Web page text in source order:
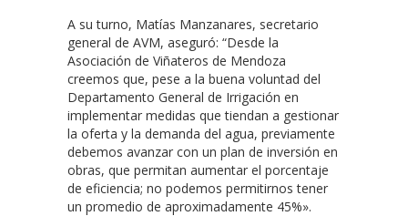
A su turno, Matías Manzanares, secretario
general de AVM, aseguró: “Desde la
Asociación de Viñateros de Mendoza
creemos que, pese a la buena voluntad del
Departamento General de Irrigación en
implementar medidas que tiendan a gestionar
la oferta y la demanda del agua, previamente
debemos avanzar con un plan de inversión en
obras, que permitan aumentar el porcentaje
de eficiencia; no podemos permitirnos tener
un promedio de aproximadamente 45%».